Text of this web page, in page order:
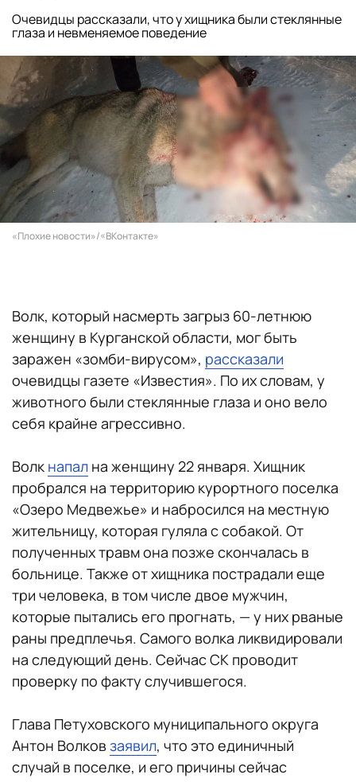
Очевидцы рассказали, что у хищника были стеклянные
глаза и невменяемое поведение
«Плохие новости»/«ВКонтакте»
Волк, который насмерть загрыз 60-летнюю
женщину в Курганской области, мог быть
заражен «зомби-вирусом», рассказали
очевидцы газете «Известия». По их словам, у
животного были стеклянные глаза и оно вело
себя крайне агрессивно.
Волк напал на женщину 22 января. Хищник
пробрался на территорию курортного поселка
«Озеро Медвежье» и набросился на местную
жительницу, которая гуляла с собакой. От
полученных травм она позже скончалась в
больнице. Также от хищника пострадали еще
три человека, в том числе двое мужчин,
которые пытались его прогнать, — у них рваные
раны предплечья. Самого волка ликвидировали
на следующий день. Сейчас СК проводит
проверку по факту случившегося.
Глава Петуховского муниципального округа
Антон Волков заявил, что это единичный
случай в поселке, и его причины сейчас